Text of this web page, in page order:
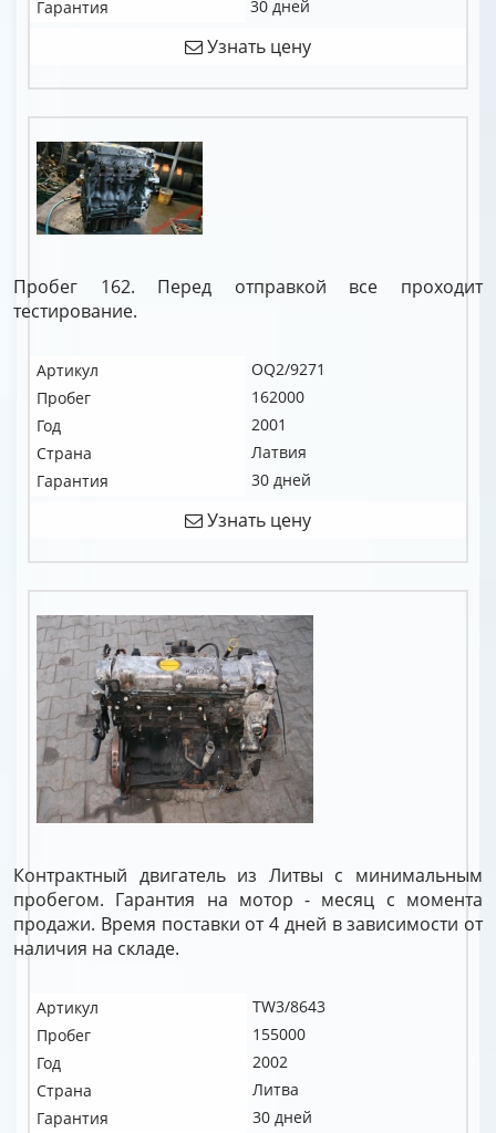
Гарантия 30 дней
Узнать цену
Пробег 162. Перед отправкой все проходит
тестирование.
Артикул
OQ2/9271
Пробег
162000
Год
2001
Страна
Латвия
Гарантия
30 дней
Узнать цену
Контрактный двигатель из Литвы с минимальным
пробегом. Гарантия на мотор - месяц с момента
продажи. Время поставки от 4 дней в зависимости от
наличия на складе.
Артикул
TW3/8643
Пробег
155000
Год
2002
Страна
Литва
Гарантия
30 дней